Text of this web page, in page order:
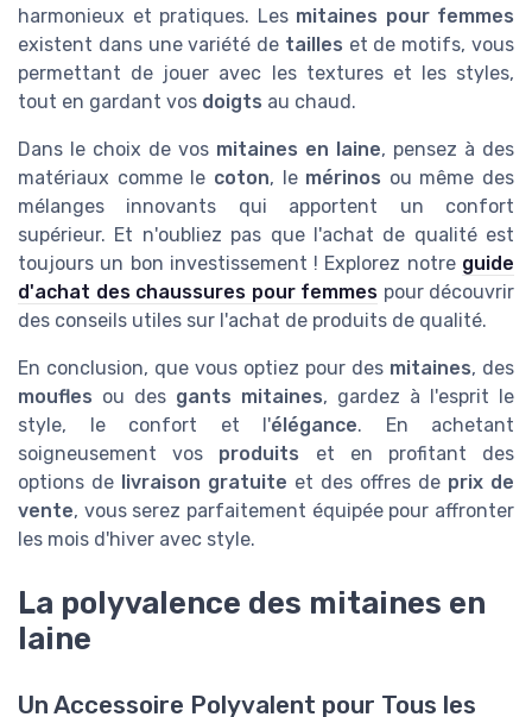
harmonieux et pratiques. Les mitaines pour femmes
existent dans une variété de tailles et de motifs, vous
permettant de jouer avec les textures et les styles,
tout en gardant vos doigts au chaud.
Dans le choix de vos mitaines en laine, pensez à des
matériaux comme le coton, le mérinos ou même des
mélanges innovants qui apportent un confort
supérieur. Et n'oubliez pas que l'achat de qualité est
toujours un bon investissement ! Explorez notre guide
d'achat des chaussures pour femmes pour découvrir
des conseils utiles sur l'achat de produits de qualité.
En conclusion, que vous optiez pour des mitaines, des
moufles ou des gants mitaines, gardez à l'esprit le
style, le confort et l'élégance. En achetant
soigneusement vos produits et en profitant des
options de livraison gratuite et des offres de prix de
vente, vous serez parfaitement équipée pour affronter
les mois d'hiver avec style.
La polyvalence des mitaines en
laine
Un Accessoire Polyvalent pour Tous les